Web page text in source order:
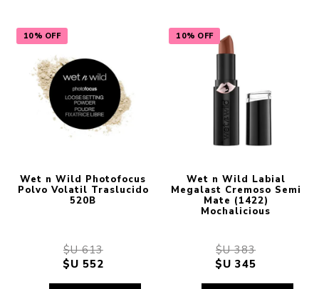
10% OFF
Wet n Wild Photofocus
Polvo Volatil Traslucido
520B
$U 613
$U 552
10% OFF
Wet n Wild Labial
Megalast Cremoso Semi
Mate (1422)
Mochalicious
$U 383
$U 345